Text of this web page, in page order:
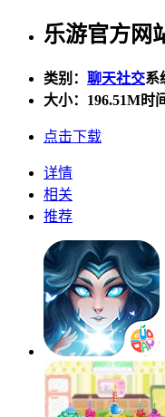
乐游官方网
类别： 聊天社交系
大小： 196.51M时
点击下载
详情
相关
推荐